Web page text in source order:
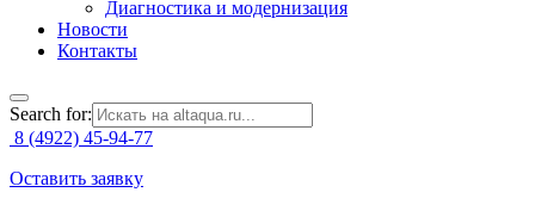
Диагностика и модернизация
Новости
Контакты
Search for:
8 (4922) 45-94-77
Оставить заявку